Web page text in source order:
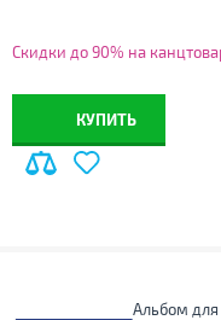
Скидки до 90% на
КУПИТЬ
Альбом для